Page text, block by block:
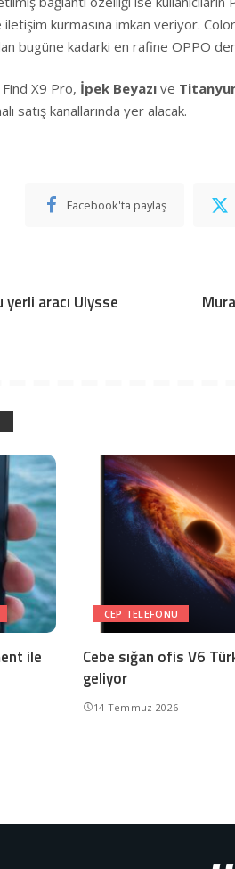
kurmasına imkan veriyor.
bugüne kadarki en rafine OPPO
X9 Pro, İpek Beyazı ve
satış kanallarında yer alacak.
Facebook'ta paylaş
yerli aracı Ulysse
ile
CEP TELEFONU
Cebe sığan ofis V6
geliyor
14 Temmuz 2026